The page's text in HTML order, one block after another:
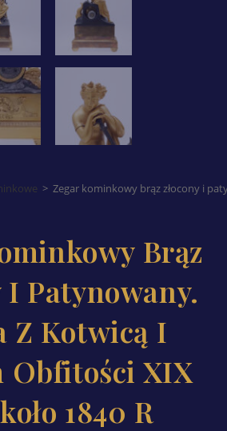
> Zegar kominkowy brąz złocony i
Brąz
I Patynowany.
Z Kotwicą I
Obfitości XIX
1840 R